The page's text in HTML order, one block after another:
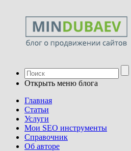
Открыть меню блога
Главная
Статьи
Услуги
Мои SEO инструменты
Справочник
Об авторе